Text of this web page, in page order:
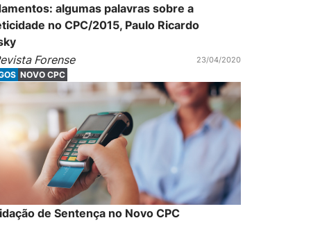
algumas palavras sobre a
no CPC/2015, Paulo Ricardo
Forense
23/04/2020
NOVO CPC
de Sentença no Novo CPC